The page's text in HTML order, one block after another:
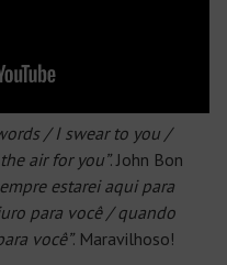
/ I swear to you /
air for you”. John Bon
estarei aqui para
para você / quando
você”. Maravilhoso!